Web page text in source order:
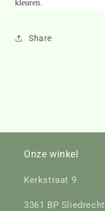
kleuren.
Share
Onze winkel
Kerkstraat 9
3361 BP Sliedrecht